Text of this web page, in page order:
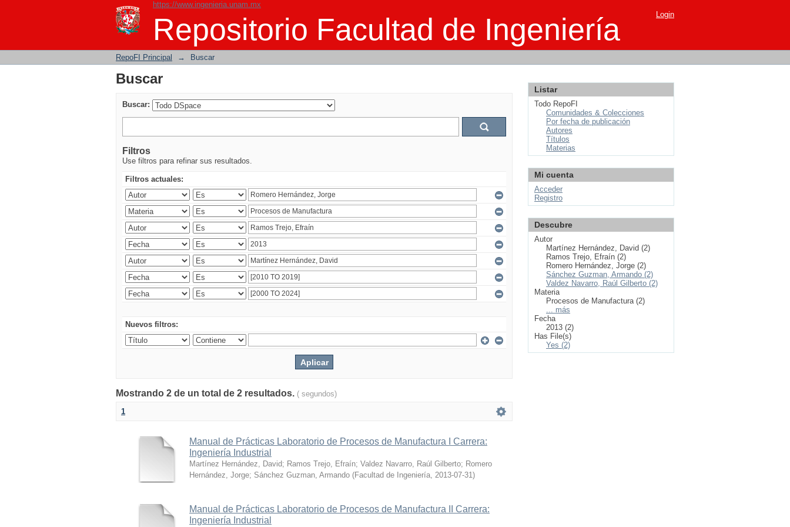
https://www.ingenieria.unam.mx
Repositorio Facultad de Ingeniería
Buscar Login
RepoFI Principal → Buscar
Buscar
Buscar:
Filtros
Use filtros para refinar sus resultados.
Filtros actuales:
Nuevos filtros:
Mostrando 2 de un total de 2 resultados. ( segundos)
1
Manual de Prácticas Laboratorio de Procesos de Manufactura I Carrera:
Ingeniería Industrial
Martínez Hernández, David; Ramos Trejo, Efraín; Valdez Navarro, Raúl Gilberto; Romero
Hernández, Jorge; Sánchez Guzman, Armando (Facultad de Ingeniería, 2013-07-31)
Manual de Prácticas Laboratorio de Procesos de Manufactura II Carrera:
Ingeniería Industrial
Listar
Todo RepoFI
Comunidades & Colecciones
Por fecha de publicación
Autores
Títulos
Materias
Mi cuenta
Acceder
Registro
Descubre
Autor
Martínez Hernández, David (2)
Ramos Trejo, Efraín (2)
Romero Hernández, Jorge (2)
Sánchez Guzman, Armando (2)
Valdez Navarro, Raúl Gilberto (2)
Materia
Procesos de Manufactura (2)
... más
Fecha
2013 (2)
Has File(s)
Yes (2)